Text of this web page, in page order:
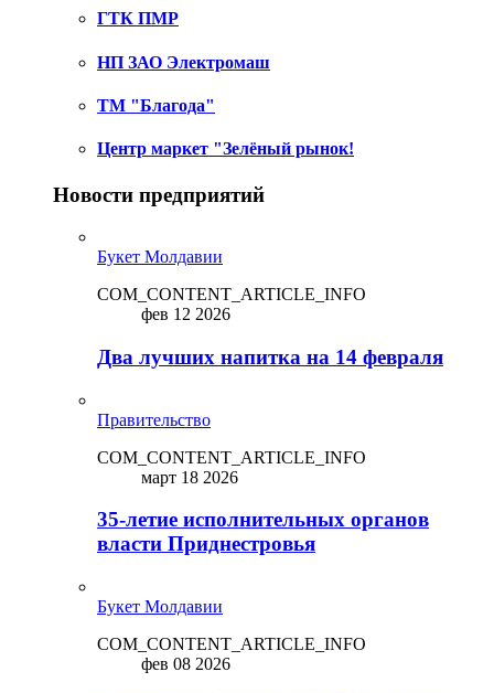
ГТК ПМР
НП ЗАО Электромаш
ТМ "Благода"
Центр маркет "Зелёный рынок!
Новости предприятий
Букет Молдавии
COM_CONTENT_ARTICLE_INFO
фев 12 2026
Два лучших напитка на 14 февраля
Правительство
COM_CONTENT_ARTICLE_INFO
март 18 2026
35-летие исполнительных органов
власти Приднестровья
Букет Молдавии
COM_CONTENT_ARTICLE_INFO
фев 08 2026